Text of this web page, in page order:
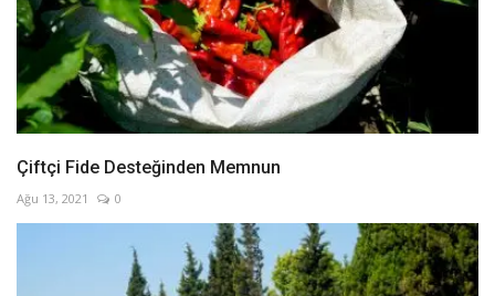
Çiftçi Fide Desteğinden Memnun
Ağu 13, 2021 0